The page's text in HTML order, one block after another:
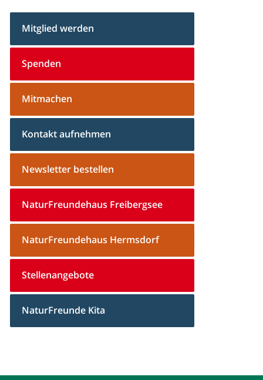
Mitglied werden
Spenden
Mitmachen
Kontakt aufnehmen
Newsletter bestellen
NaturFreundehaus Freibergsee
NaturFreundehaus Hermsdorf
Stellenangebote
NaturFreunde Kita